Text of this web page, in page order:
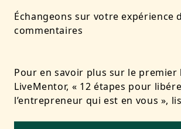
Échangeons sur votre expérience
commentaires
Pour en savoir plus sur le premier
LiveMentor, « 12 étapes pour
l’entrepreneur qui est en vous »,